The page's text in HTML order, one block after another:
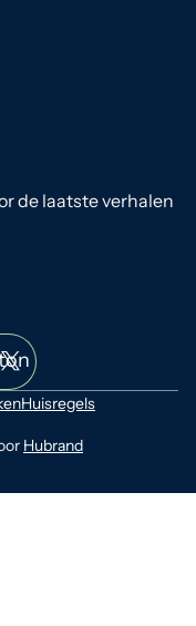
de laatste verhalen
Hubrand
Huisregels